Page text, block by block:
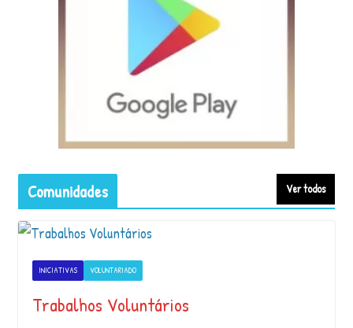
pod…
O Abril Indígena é um movimento de
visibilidade e …
Cajuí aparecer na vida da minha famíli…
Comunidades Ver todos
INICIATIVAS VOLUNTARIADO
Trabalhos Voluntários